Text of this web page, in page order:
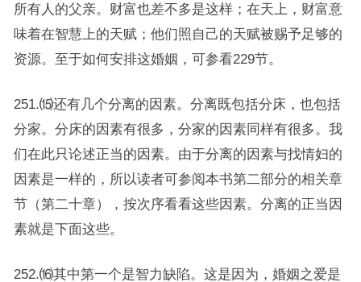
所有人的父亲。财富也差不多是这样；在天上，财富意
味着在智慧上的天赋；他们照自己的天赋被赐予足够的
资源。至于如何安排这婚姻，可参看229节。
251.⒂还有几个分离的因素。分离既包括分床，也包括
分家。分床的因素有很多，分家的因素同样有很多。我
们在此只论述正当的因素。由于分离的因素与找情妇的
因素是一样的，所以读者可参阅本书第二部分的相关章
节（第二十章），按次序看看这些因素。分离的正当因
素就是下面这些。
252.⒃其中第一个是智力缺陷。这是因为，婚姻之爱是